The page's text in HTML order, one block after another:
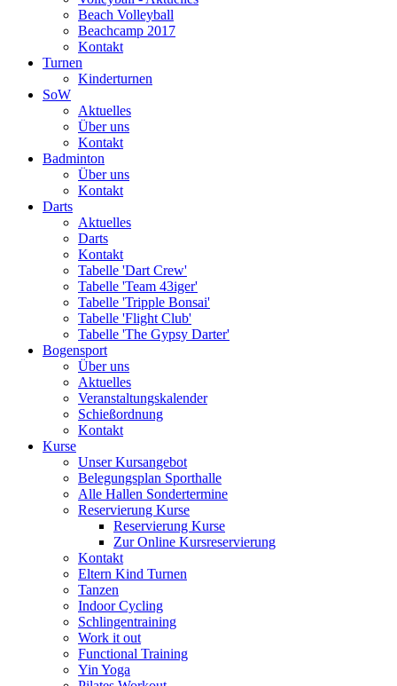
Beach Volleyball
Beachcamp 2017
Kontakt
Turnen
Kinderturnen
SoW
Aktuelles
Über uns
Kontakt
Badminton
Über uns
Kontakt
Darts
Aktuelles
Darts
Kontakt
Tabelle 'Dart Crew'
Tabelle 'Team 43iger'
Tabelle 'Tripple Bonsai'
Tabelle 'Flight Club'
Tabelle 'The Gypsy Darter'
Bogensport
Über uns
Aktuelles
Veranstaltungskalender
Schießordnung
Kontakt
Kurse
Unser Kursangebot
Belegungsplan Sporthalle
Alle Hallen Sondertermine
Reservierung Kurse
Reservierung Kurse
Zur Online Kursreservierung
Kontakt
Eltern Kind Turnen
Tanzen
Indoor Cycling
Schlingentraining
Work it out
Functional Training
Yin Yoga